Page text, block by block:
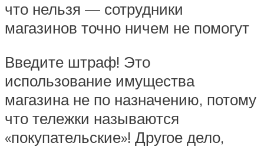
что нельзя — сотрудники
магазинов точно ничем не помогут
Введите штраф! Это
использование имущества
магазина не по назначению, потому
что тележки называются
«покупательские»! Другое дело,